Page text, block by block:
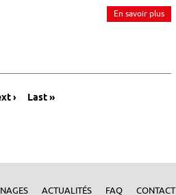
En savoir plus
› Last »
ACTUALITÉS FAQ CONTACT